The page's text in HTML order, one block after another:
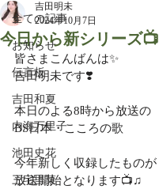
全ての記事
お知らせ
伝言板
吉田和夏
内海万里子
池田史花
三宅里菜
今日から新シリーズ📺
吉田明未
2024年10月7日
皆さまこんばんは✨
吉田明未です❣️
本日のよる8時から放送の
BS日本・こころの歌
今年新しく収録したものが
放送開始となります📺♫